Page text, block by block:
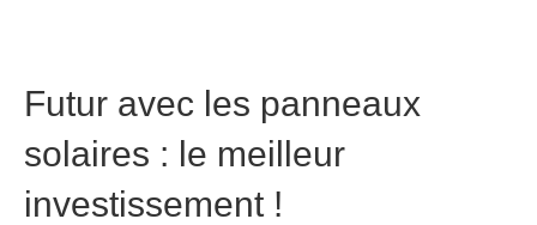
Futur avec les panneaux
solaires : le meilleur
investissement !